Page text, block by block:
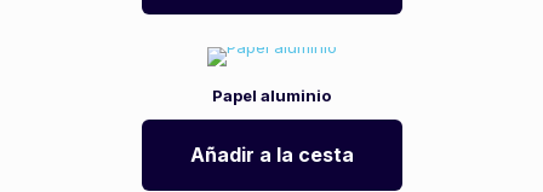
Papel aluminio
Añadir a la cesta